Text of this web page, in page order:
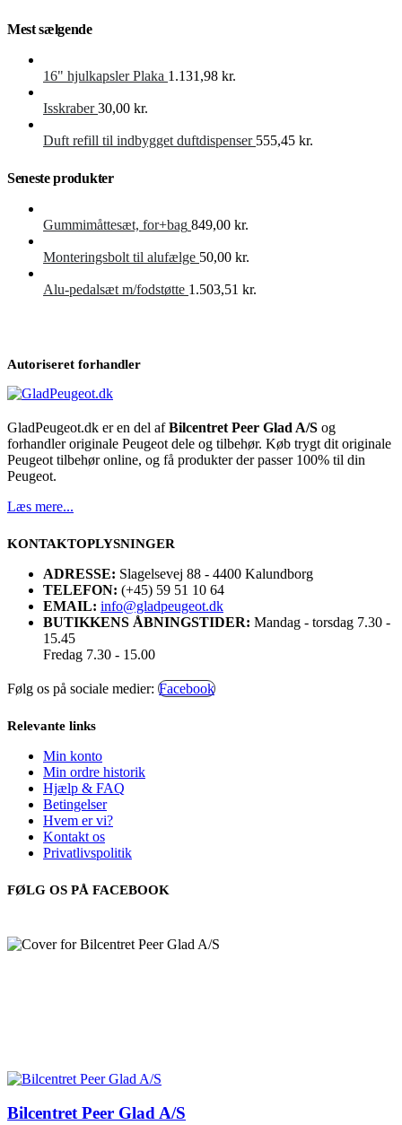
Mest sælgende
16" hjulkapsler Plaka 1.131,98 kr.
Isskraber 30,00 kr.
Duft refill til indbygget duftdispenser 555,45 kr.
Seneste produkter
Gummimåttesæt, for+bag 849,00 kr.
Monteringsbolt til alufælge 50,00 kr.
Alu-pedalsæt m/fodstøtte 1.503,51 kr.
Autoriseret forhandler
GladPeugeot.dk er en del afBilcentret Peer Glad A/S og
forhandler originale Peugeot dele og tilbehør. Køb trygt dit originale
Peugeot tilbehør online, og få produkter der passer 100% til din
Peugeot.
Læs mere...
KONTAKTOPLYSNINGER
ADRESSE: Slagelsevej 88 - 4400 Kalundborg
TELEFON: (+45) 59 51 10 64
EMAIL: info@gladpeugeot.dk
BUTIKKENS ÅBNINGSTIDER: Mandag - torsdag 7.30 -
15.45
Fredag 7.30 - 15.00
Følg os på sociale medier: Facebook
Relevante links
Min konto
Min ordre historik
Hjælp & FAQ
Betingelser
Hvem er vi?
Kontakt os
Privatlivspolitik
FØLG OS PÅ FACEBOOK
Bilcentret Peer Glad A/S